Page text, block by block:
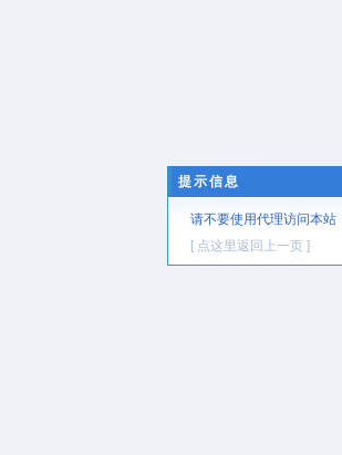
提示信息
请不要使用代理访问本站
[ 点这里返回上一页 ]